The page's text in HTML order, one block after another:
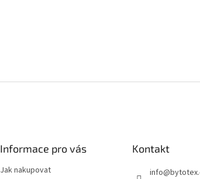
Informace pro vás
Jak nakupovat
Kontakt
info@